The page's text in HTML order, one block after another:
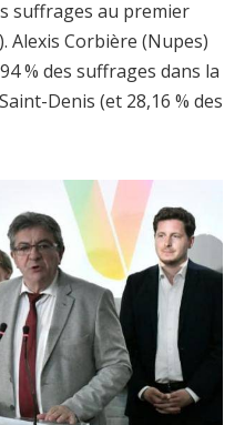
suffrages au premier
Alexis Corbière (Nupes)
% des suffrages dans la
Denis (et 28,16 % des